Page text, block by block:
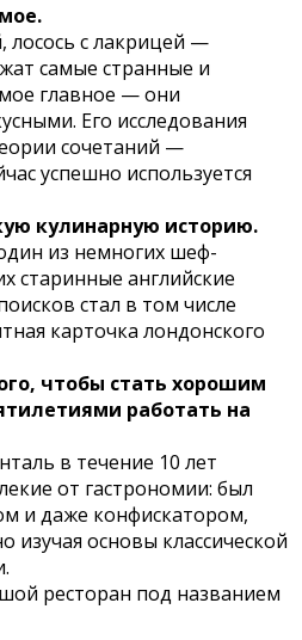
лосось с лакрицей —
самые странные и
главное — они
Его исследования
сочетаний —
успешно используется
кулинарную историю.
из немногих шеф-
старинные английские
стал в том числе
карточка лондонского
чтобы стать хорошим
работать на
в течение 10 лет
от гастрономии: был
и даже конфискатором,
изучая основы классической
ресторан под названием